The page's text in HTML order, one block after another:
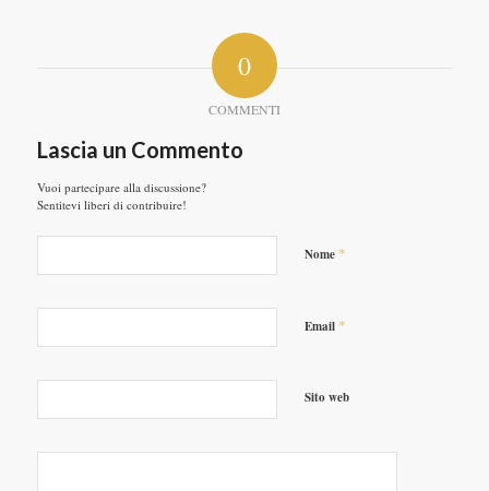
0
COMMENTI
Lascia un Commento
Vuoi partecipare alla discussione?
Sentitevi liberi di contribuire!
Nome *
Email *
Sito web